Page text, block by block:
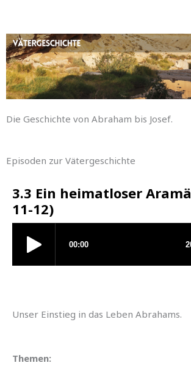
content
Die Geschichte von Abraham bis Josef.
Episoden zur Vätergeschichte
3.3 Ein heimatloser
11-12)
Unser Einstieg in das Leben Abrahams.
Themen: